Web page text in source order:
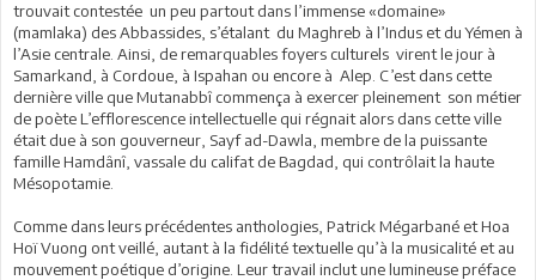
trouvait contestée un peu partout dans l’immense «domaine»
(mamlaka) des Abbassides, s’étalant du Maghreb à l’Indus et du Yémen à
l’Asie centrale. Ainsi, de remarquables foyers culturels virent le jour à
Samarkand, à Cordoue, à Ispahan ou encore à Alep. C’est dans cette
dernière ville que Mutanabbî commença à exercer pleinement son métier
de poète L’efflorescence intellectuelle qui régnait alors dans cette ville
était due à son gouverneur, Sayf ad-Dawla, membre de la puissante
famille Hamdânî, vassale du califat de Bagdad, qui contrôlait la haute
Mésopotamie.
Comme dans leurs précédentes anthologies, Patrick Mégarbané et Hoa
Hoï Vuong ont veillé, autant à la fidélité textuelle qu’à la musicalité et au
mouvement poétique d’origine. Leur travail inclut une lumineuse préface